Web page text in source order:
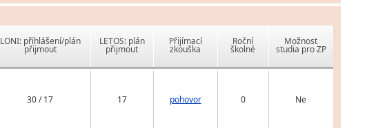
LONI: přihlášení/plán
přijmout
LETOS: plán
přijmout
Přijímací
zkouška
Roční
školné
Možnost
studia pro ZP
30 / 17 17 pohovor 0 Ne